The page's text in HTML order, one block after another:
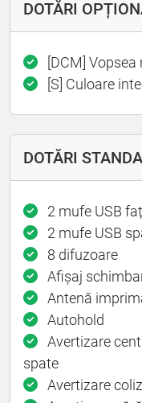
DOTĂRI
[DCM]
[S] Culoare
DOTĂRI
2 mufe USB
2 mufe USB
8 difuzoare
Afișaj
Antenă
Autohold
Avertizare
spate
Avertizare